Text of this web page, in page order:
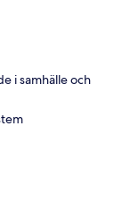
i samhälle och